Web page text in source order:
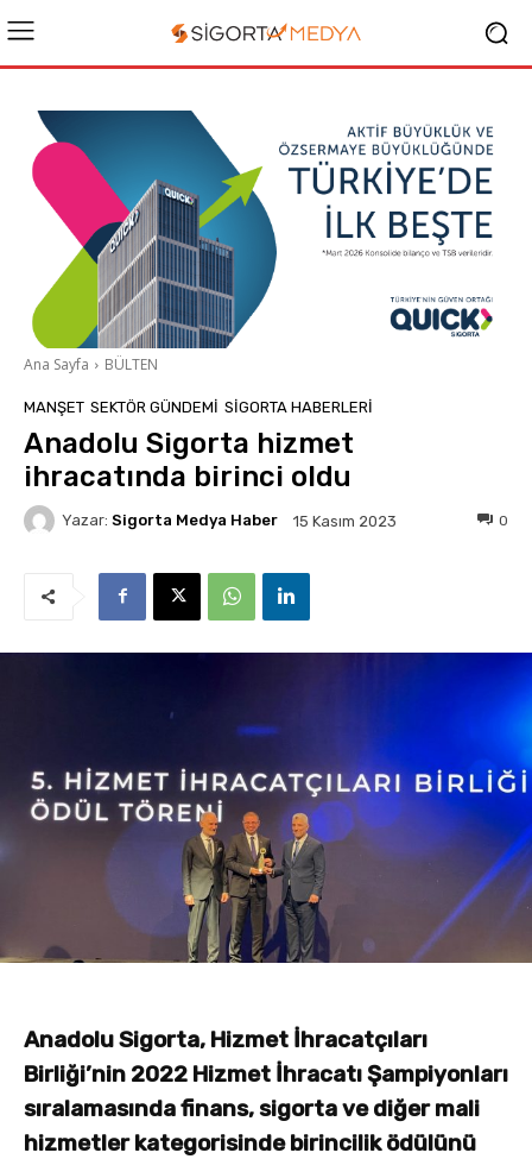
Ana Sayfa BÜLTEN
MANŞET SEKTÖR GÜNDEMİ SIGORTA HABERLERI
Anadolu Sigorta hizmet
ihracatında birinci oldu
Yazar: Sigorta Medya Haber 15 Kasım 2023 0
Anadolu Sigorta, Hizmet İhracatçıları
Birliği’nin 2022 Hizmet İhracatı Şampiyonları
sıralamasında finans, sigorta ve diğer mali
hizmetler kategorisinde birincilik ödülünü